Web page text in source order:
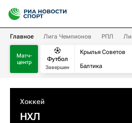
Главное Лига Чемпионов РПЛ
Матч-
центр
Футбол
Завершен
Крылья Советов
Балтика
Хоккей
НХЛ